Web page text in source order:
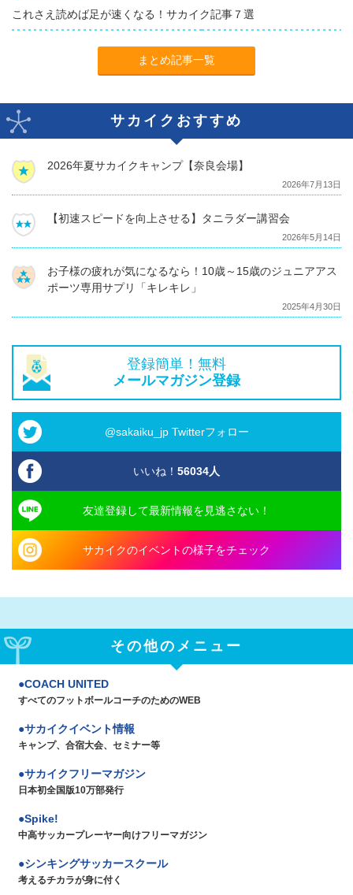
これさえ読めば足が速くなる！サカイク記事７選
まとめ記事一覧
サカイクおすすめ
2026年夏サカイクキャンプ【奈良会場】
2026年7月13日
【初速スピードを向上させる】タニラダー講習会
2026年5月14日
お子様の疲れが気になるなら！10歳～15歳のジュニアアス
ポーツ専用サプリ「キレキレ」
2025年4月30日
登録簡単！無料
メールマガジン登録
@sakaiku_jp Twitterフォロー
いいね！ 56034人
友達登録して最新情報を見逃さない！
サカイクのイベントの様子をチェック
その他のメニュー
COACH UNITED
すべてのフットボールコーチのためのWEB
サカイクイベント情報
キャンプ、合宿大会、セミナー等
サカイクフリーマガジン
日本初全国版10万部発行
Spike!
中高サッカープレーヤー向けフリーマガジン
シンキングサッカースクール
考えるチカラが身に付く